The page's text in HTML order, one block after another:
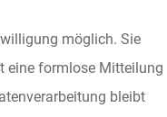
möglich. Sie
eine formlose Mitteilung
bleibt